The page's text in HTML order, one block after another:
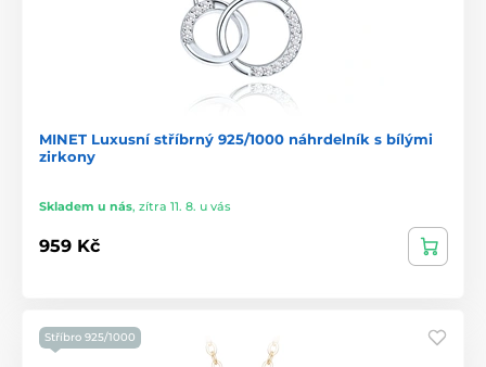
MINET Luxusní stříbrný 925/1000 náhrdelník s bílými
zirkony
Skladem u nás, zítra 11. 8. u vás
959 Kč
Stříbro 925/1000